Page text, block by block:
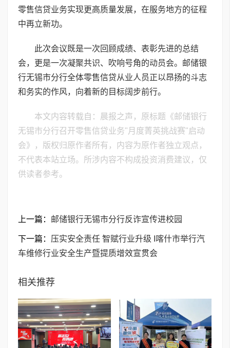
零售信贷业务实现更高质量发展，在服务地方的征程
中再立新功。
此次会议既是一次回顾成绩、表彰先进的总结
会，更是一次凝聚共识、吹响号角的动员会。邮储银
行无锡市分行全体零售信贷从业人员正以昂扬的斗志
和务实的作风，向着新的目标阔步前行。
本文内容转载自：晨报之声，原标题《邮储银行
无锡市分行召开零售信贷业务"月度菁英挑战赛"启动
会》，版权归原作者所有，内容为原作者独立观点，
不代表本站立场。所涉内容不构成投资消费建议，仅
供读者参考。
上一篇： 邮储银行无锡市分行反诈宣传进校园
下一篇： 压实安全责任 智赋行业升级 I喀什市举行汽
车维修行业安全生产暨提质增效宣贯会
相关推荐